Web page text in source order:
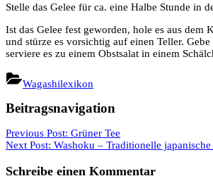
Stelle das Gelee für ca. eine Halbe Stunde in
Ist das Gelee fest geworden, hole es aus dem
und stürze es vorsichtig auf einen Teller.
serviere es zu einem Obstsalat in einem
Wagashilexikon
Beitragsnavigation
Previous Post: Grüner Tee
Next Post: Washoku – Traditionelle
Schreibe einen Kommentar